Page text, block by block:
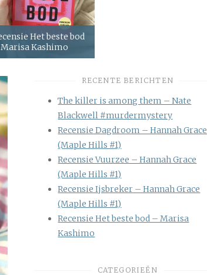
Het beste bod
Kashimo
RECENTE BERICHTEN
The killer is among them – Nate
Blackwell #murdermystery
Recensie Dagdroom – Hannah Grace
(Maple Hills #1)
Recensie Vuurzee – Hannah Grace
(Maple Hills #1)
Recensie Ijsbreker – Hannah Grace
(Maple Hills #1)
Recensie Het beste bod – Marisa
Kashimo
CATEGORIEËN